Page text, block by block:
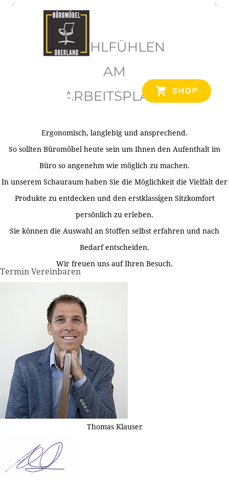
SHOP
WOHLFÜHLEN
AM
ARBEITSPLATZ
Ergonomisch, langlebig und ansprechend.
So sollten Büromöbel heute sein um Ihnen den Aufenthalt im
Büro so angenehm wie möglich zu machen.
In unserem Schauraum haben Sie die Möglichkeit die Vielfalt der
Produkte zu entdecken und den erstklassigen Sitzkomfort
persönlich zu erleben.
Sie können die Auswahl an Stoffen selbst erfahren und nach
Bedarf entscheiden.
Wir freuen uns auf Ihren Besuch.
Termin Vereinbaren
Thomas Klauser